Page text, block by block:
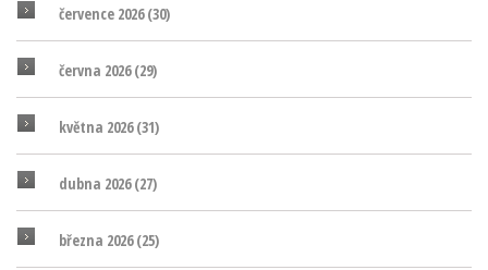
července 2026(30)
června 2026(29)
května 2026(31)
dubna 2026(27)
března 2026(25)